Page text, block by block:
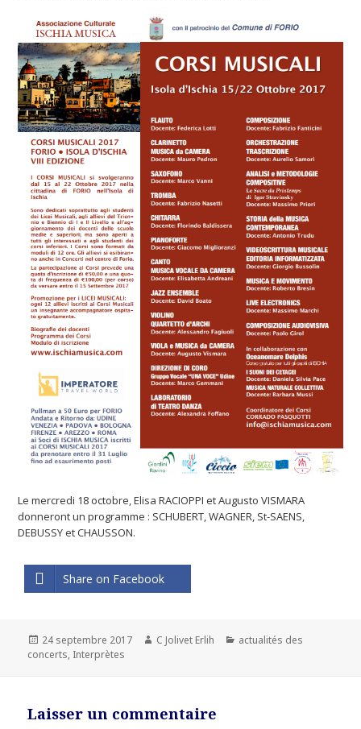
Le mercredi 18 octobre, Elisa RACIOPPI et Augusto VISMARA
donneront un programme : SCHUBERT, WAGNER, St-SAENS,
DEBUSSY et CHAUSSON.
Share on Facebook
Publié
le
24 septembre 2017 Auteur
C Jolivet Erlih Catégories
actualités des
concerts, Interprètes
Laisser un commentaire